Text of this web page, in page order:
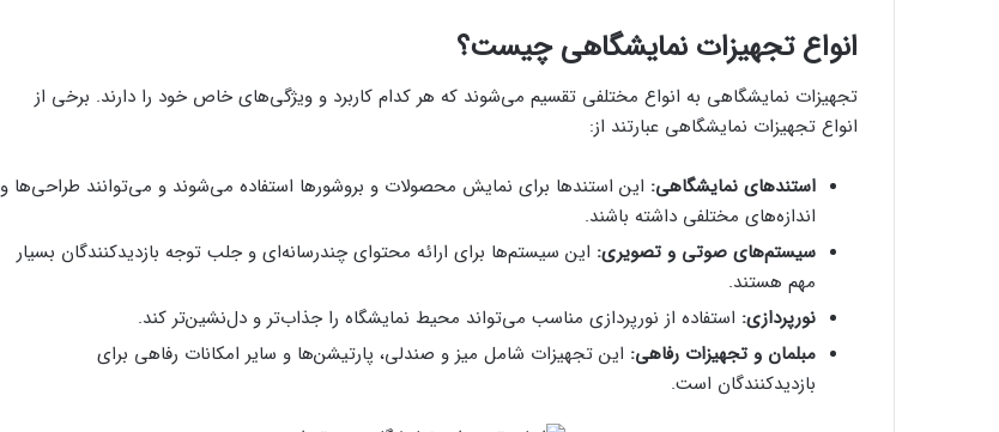
انواع تجهیزات نمایشگاهی چیست؟
تجهیزات نمایشگاهی به انواع مختلفی تقسیم می‌شوند که هر کدام کاربرد و ویژگی‌های خاص خود را دارند. برخی از
انواع تجهیزات نمایشگاهی عبارتند از:
استندهای نمایشگاهی: این استندها برای نمایش محصولات و بروشورها استفاده می‌شوند و می‌توانند طراحی‌ها و
اندازه‌های مختلفی داشته باشند.
سیستم‌های صوتی و تصویری: این سیستم‌ها برای ارائه محتوای چندرسانه‌ای و جلب توجه بازدیدکنندگان بسیار
مهم هستند.
نورپردازی: استفاده از نورپردازی مناسب می‌تواند محیط نمایشگاه را جذاب‌تر و دل‌نشین‌تر کند.
مبلمان و تجهیزات رفاهی: این تجهیزات شامل میز و صندلی، پارتیشن‌ها و سایر امکانات رفاهی برای
بازدیدکنندگان است.